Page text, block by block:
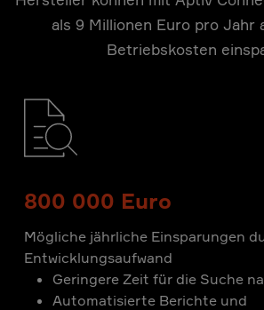
als 9 Millionen Euro pro Jahr
Betriebskosten
800 000 Euro
Mögliche jährliche Einsparungen
Entwicklungsaufwand
Geringere Zeit für die Suche
Automatisierte Berichte und